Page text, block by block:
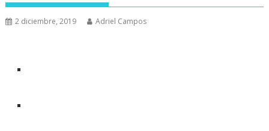
2 diciembre, 2019 Adriel Campos